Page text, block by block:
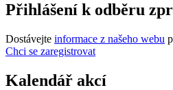
Přihlášení k odběru
Dostávejte informace z našeho webu
Chci se zaregistrovat
Kalendář akcí